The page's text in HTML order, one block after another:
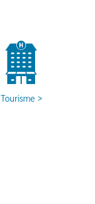
Tourisme